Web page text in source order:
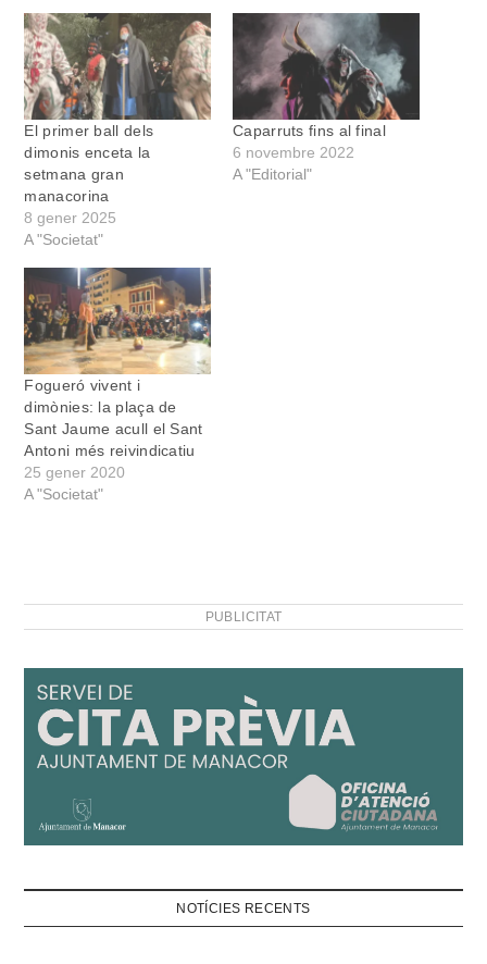
El primer ball dels
dimonis enceta la
setmana gran
manacorina
8 gener 2025
A "Societat"
Caparruts fins al final
6 novembre 2022
A "Editorial"
Fogueró vivent i
dimònies: la plaça de
Sant Jaume acull el Sant
Antoni més reivindicatiu
25 gener 2020
A "Societat"
PUBLICITAT
NOTÍCIES RECENTS